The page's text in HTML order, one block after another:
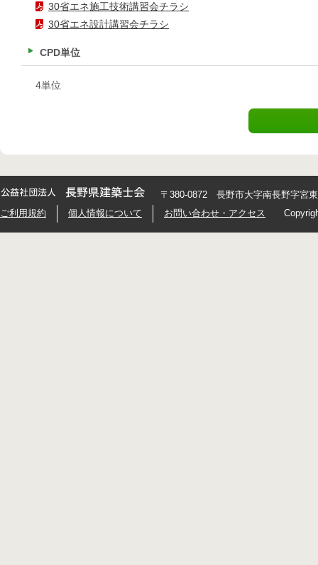
30省エネ施工技術講習会チラシ
30省エネ設計講習会チラシ
CPD単位
4単位
〒380-0872 長野市大字南長野字宮
ご利用規約
個人情報について お問い合わせ・アクセス